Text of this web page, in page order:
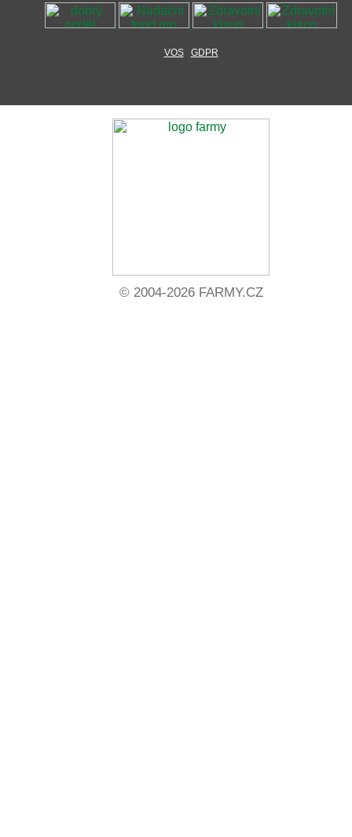
VOS GDPR
© 2004-2026 FARMY.CZ